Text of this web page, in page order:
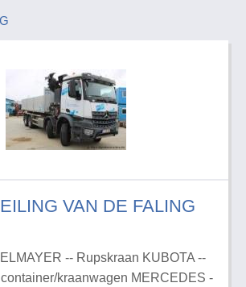
VAN DE FALING
-- Rupskraan KUBOTA --
kraanwagen MERCEDES -